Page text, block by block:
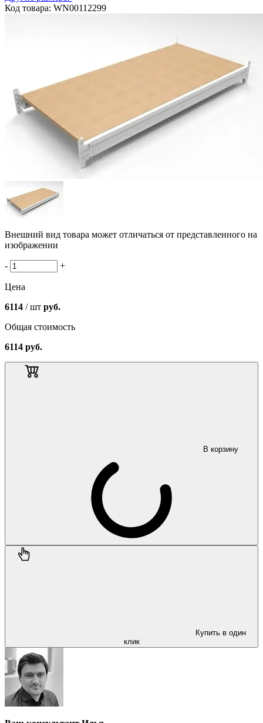
Код товара: WN00112299
Внешний вид товара может отличаться от представленного на
изображении
- +
Цена
6114 / шт руб.
Общая стоимость
6114 руб.
В корзину
Купить в один
клик